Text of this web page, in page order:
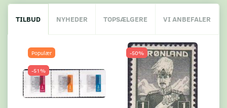
TILBUD NYHEDER TOPSÆLGERE VI ANBEFALER
Populær
-51%
-50%